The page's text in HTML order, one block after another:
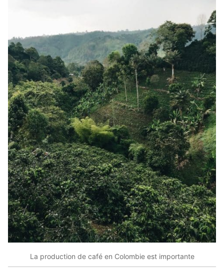
La production de café en Colombie est importante